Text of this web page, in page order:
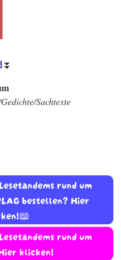
⏬
Sachtexte
rund um
bestellen? Hier
rund um
klicken!